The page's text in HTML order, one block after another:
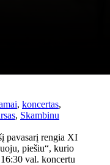
, koncertas,
, Skambinu
pavasarį rengia XI
piešiu“, kurio
val. koncertu